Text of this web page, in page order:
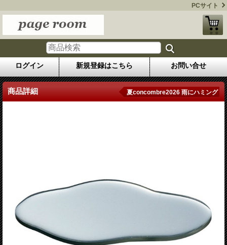
PCサイト
ログイン 新規登録はこちら お問い合せ
商品詳細 夏concombre2026 雨にハミング